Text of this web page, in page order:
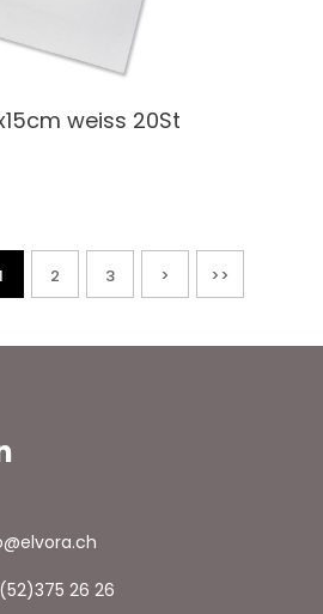
weiss 20St
2 3 > >>
26 26